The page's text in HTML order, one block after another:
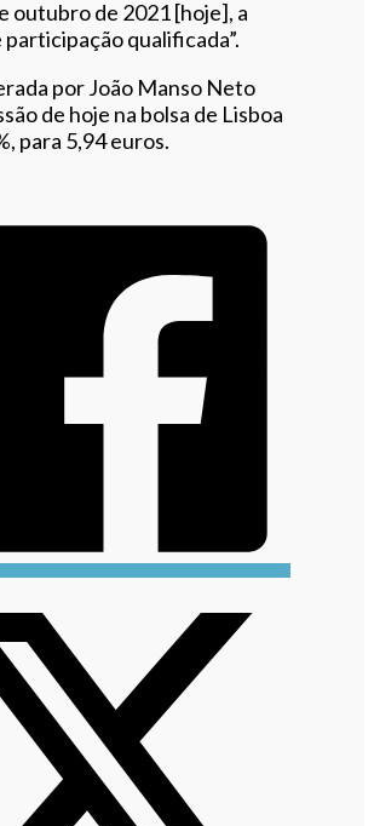
outubro de 2021 [hoje], a
qualificada”.
por João Manso Neto
de hoje na bolsa de Lisboa
para 5,94 euros.